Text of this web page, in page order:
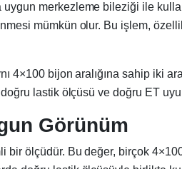
uygun merkezleme bileziği ile
mümkün olur. Bu işlem,
4×100 bijon aralığına sahip iki
lastik ölçüsü ve doğru ET
Görünüm
ölçüdür. Bu değer, birçok